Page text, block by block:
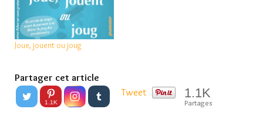
Joue, jouent ou joug
Partager cet article
1.1K
Tweet 1.1K
Partages